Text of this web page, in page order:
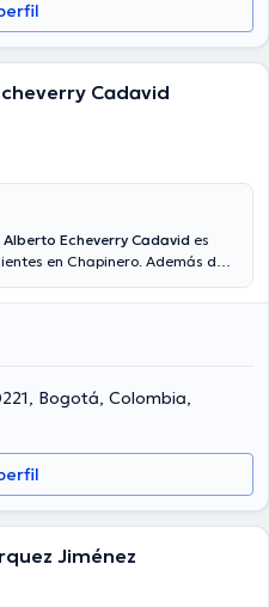
Cadavid
Echeverry Cadavid es
en Chapinero. Además de
El Dr. posee años de
asociaciones médicas.
ha intervenido en cuantiosas
formación continua en su
diversas
principal hablado por el doctor.
Bogotá, Colombia,
Jiménez